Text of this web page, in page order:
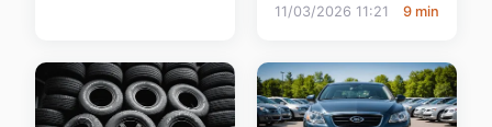
11/03/2026 11:21 9 min